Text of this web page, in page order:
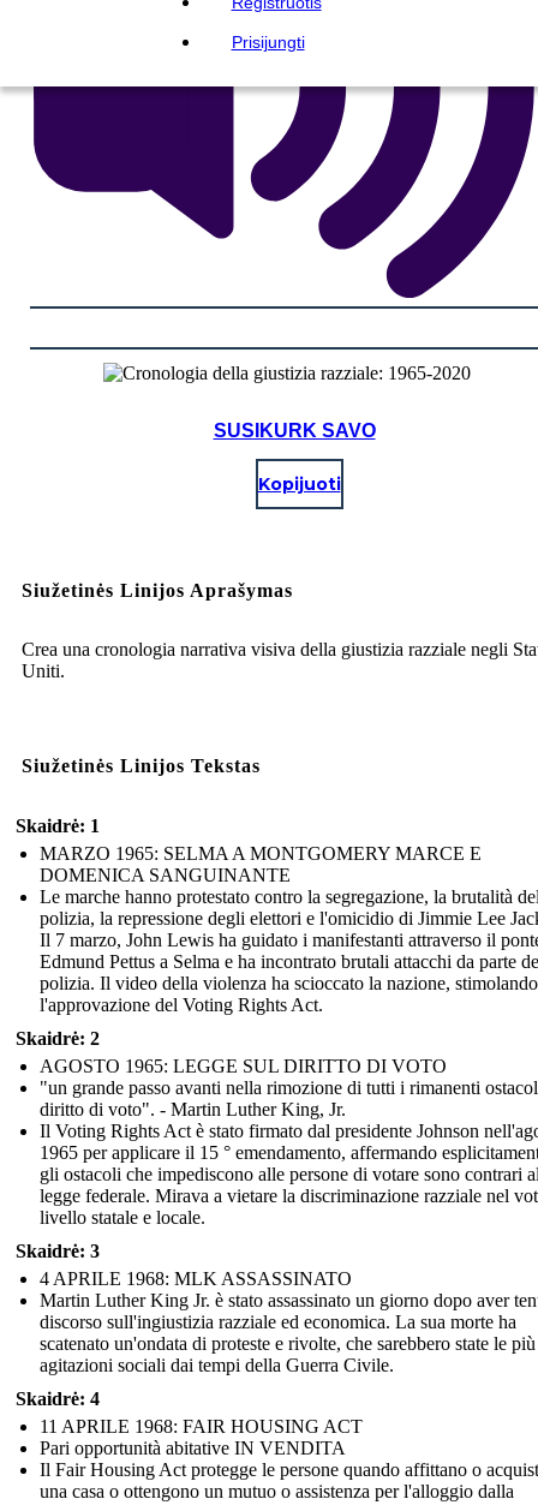
Prisijungti
SUSIKURK SAVO
Kopijuoti
Siužetinės Linijos Aprašymas
Crea una cronologia narrativa visiva della giustizia razziale negli
Uniti.
Siužetinės Linijos Tekstas
Skaidrė: 1
MARZO 1965: SELMA A MONTGOMERY MARCE E
DOMENICA SANGUINANTE
Le marche hanno protestato contro la segregazione, la brutalità
polizia, la repressione degli elettori e l'omicidio di Jimmie Lee
Il 7 marzo, John Lewis ha guidato i manifestanti attraverso il
Edmund Pettus a Selma e ha incontrato brutali attacchi da parte
polizia. Il video della violenza ha scioccato la nazione, stimolando
l'approvazione del Voting Rights Act.
Skaidrė: 2
AGOSTO 1965: LEGGE SUL DIRITTO DI VOTO
"un grande passo avanti nella rimozione di tutti i rimanenti
diritto di voto". - Martin Luther King, Jr.
Il Voting Rights Act è stato firmato dal presidente Johnson
1965 per applicare il 15 ° emendamento, affermando
gli ostacoli che impediscono alle persone di votare sono contrari
legge federale. Mirava a vietare la discriminazione razziale nel
livello statale e locale.
Skaidrė: 3
4 APRILE 1968: MLK ASSASSINATO
Martin Luther King Jr. è stato assassinato un giorno dopo aver
discorso sull'ingiustizia razziale ed economica. La sua morte ha
scatenato un'ondata di proteste e rivolte, che sarebbero state le
agitazioni sociali dai tempi della Guerra Civile.
Skaidrė: 4
11 APRILE 1968: FAIR HOUSING ACT
Pari opportunità abitative IN VENDITA
Il Fair Housing Act protegge le persone quando affittano o
una casa o ottengono un mutuo o assistenza per l'alloggio dalla